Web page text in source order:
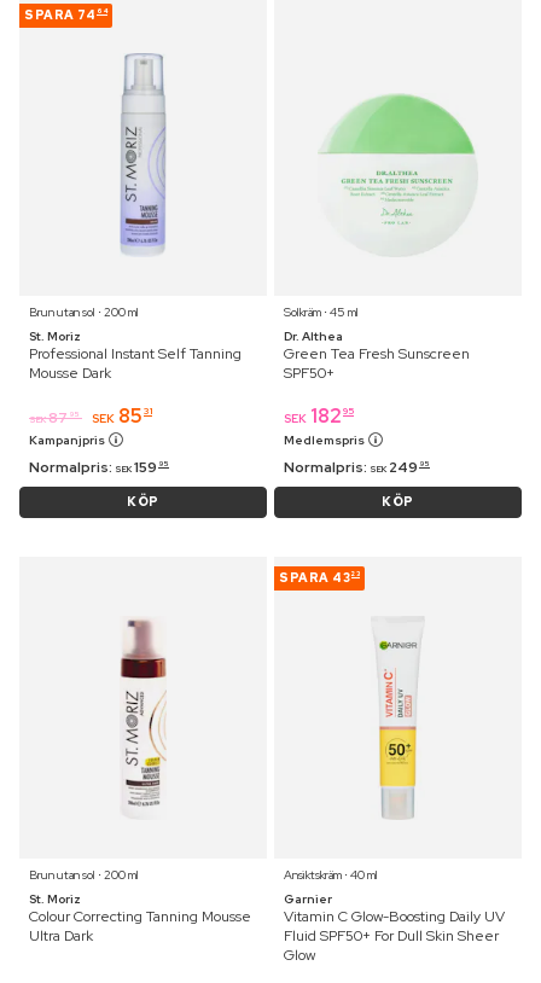
SPARA 74 64
Brun utan sol ⋅ 200 ml
St. Moriz
Professional Instant Self Tanning
Mousse Dark
SEK 87 95 SEK 85 31
Kampanjpris
Normalpris: SEK 159 95
KÖP
Solkräm ⋅ 45 ml
Dr. Althea
Green Tea Fresh Sunscreen
SPF50+
SEK 182 95
Medlemspris
Normalpris: SEK 249 95
KÖP
Brun utan sol ⋅ 200 ml
St. Moriz
Colour Correcting Tanning Mousse
Ultra Dark
SPARA 4323
Ansiktskräm ⋅ 40 ml
Garnier
Vitamin C Glow-Boosting Daily UV
Fluid SPF50+ For Dull Skin Sheer
Glow